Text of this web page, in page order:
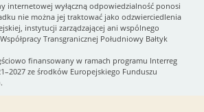
internetowej wyłączną odpowiedzialność ponosi
nie można jej traktować jako odzwierciedlenia
instytucji zarządzającej ani wspólnego
Transgranicznej Południowy Bałtyk
finansowany w ramach programu Interreg
ze środków Europejskiego Funduszu